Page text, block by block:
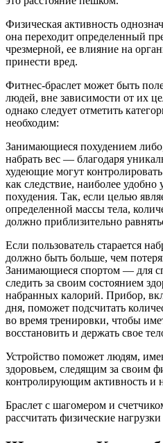
Физическая активность
она переходит определенный
чрезмерной, ее влияние на
принести вред.
Фитнес-браслет может быть
людей, вне зависимости от их
однако следует отметить
необходим:
Занимающиеся похудением
набрать вес — благодаря
худеющие могут
как следствие, наиболее удобно
похудения. Так, если целью
определенной массы тела,
должно приблизительно
Если пользователь старается
должно быть больше, чем
Занимающиеся спортом — для
следить за своим состоянием
набранных калорий. Прибор,
дня, поможет подсчитать
во время тренировки, чтобы
восстановить и держать свое
Устройство поможет людям,
здоровьем, следящим за своим
контролирующим активность и
Браслет с шагомером и
рассчитать физические нагрузки